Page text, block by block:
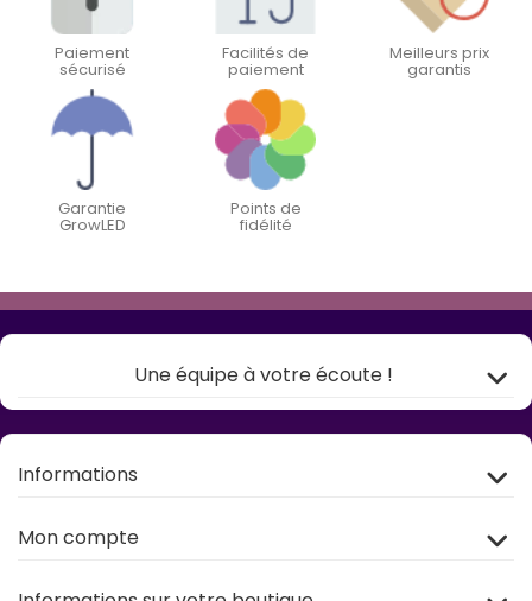
Paiement
sécurisé
Facilités de
paiement
Meilleurs prix
garantis
Garantie
GrowLED
Points de
fidélité
Une équipe à votre écoute !
Informations
Mon compte